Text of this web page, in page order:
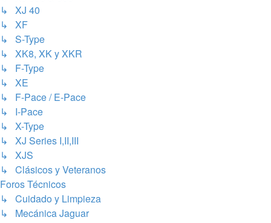
↳ XJ 40
↳ XF
↳ S-Type
↳ XK8, XK y XKR
↳ F-Type
↳ XE
↳ F-Pace / E-Pace
↳ I-Pace
↳ X-Type
↳ XJ Series I,II,III
↳ XJS
↳ Clásicos y Veteranos
Foros Técnicos
↳ Cuidado y Limpieza
↳ Mecánica Jaguar